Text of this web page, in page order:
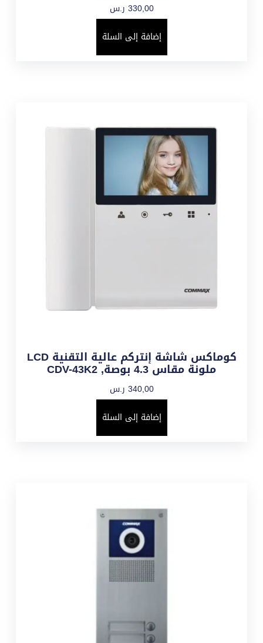
330,00 ر.س
إضافة إلى السلة
كوماكس شاشة إنتركم عالية التقنية LCD
ملونة مقاس 4.3 بوصة, CDV-43K2
340,00 ر.س
إضافة إلى السلة